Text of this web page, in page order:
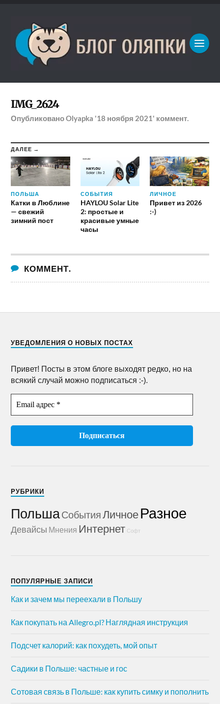
IMG_2624
ОпубликованоOlyapka '18 ноября 2021' коммент.
ДАЛЕЕ →
ПОЛЬША
Катки в Люблине
— свежий
зимний пост
СОБЫТИЯ
HAYLOU Solar Lite
2: простые и
красивые умные
часы
ЛИЧНОЕ
Привет из 2026
:-)
КОММЕНТ.
УВЕДОМЛЕНИЯ О НОВЫХ ПОСТАХ
Привет! Посты в этом блоге выходят редко, но на
всякий случай можно подписаться :-).
РУБРИКИ
ПольшаСобытияЛичноеРазное
Девайсы Мнения Интернет Софт
ПОПУЛЯРНЫЕ ЗАПИСИ
Как и зачем мы переехали в Польшу
Как покупать на Allegro.pl? Наглядная инструкция
Подсчет калорий: как похудеть, мой опыт
Садики в Польше: частные и гос
Сотовая связь в Польше: как купить симку и пополнить